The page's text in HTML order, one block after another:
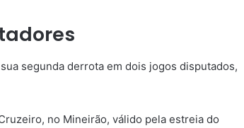
segunda derrota em dois jogos disputados,
no Mineirão, válido pela estreia do